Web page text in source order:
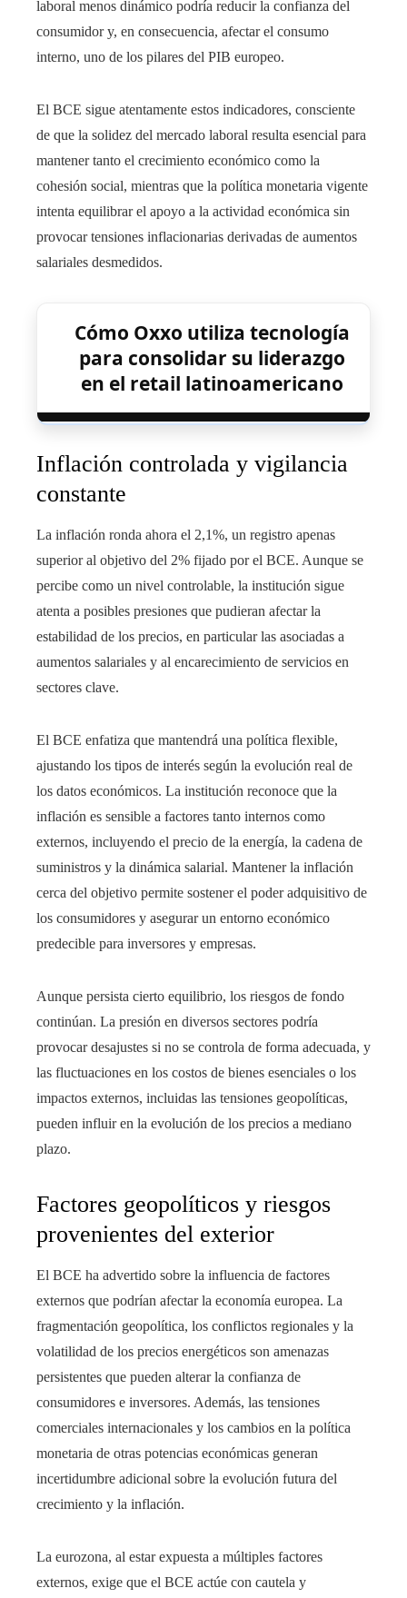
laboral menos dinámico podría reducir la confianza del
consumidor y, en consecuencia, afectar el consumo
interno, uno de los pilares del PIB europeo.
El BCE sigue atentamente estos indicadores, consciente
de que la solidez del mercado laboral resulta esencial para
mantener tanto el crecimiento económico como la
cohesión social, mientras que la política monetaria vigente
intenta equilibrar el apoyo a la actividad económica sin
provocar tensiones inflacionarias derivadas de aumentos
salariales desmedidos.
Cómo Oxxo utiliza tecnología
para consolidar su liderazgo
en el retail latinoamericano
Inflación controlada y vigilancia
constante
La inflación ronda ahora el 2,1%, un registro apenas
superior al objetivo del 2% fijado por el BCE. Aunque se
percibe como un nivel controlable, la institución sigue
atenta a posibles presiones que pudieran afectar la
estabilidad de los precios, en particular las asociadas a
aumentos salariales y al encarecimiento de servicios en
sectores clave.
El BCE enfatiza que mantendrá una política flexible,
ajustando los tipos de interés según la evolución real de
los datos económicos. La institución reconoce que la
inflación es sensible a factores tanto internos como
externos, incluyendo el precio de la energía, la cadena de
suministros y la dinámica salarial. Mantener la inflación
cerca del objetivo permite sostener el poder adquisitivo de
los consumidores y asegurar un entorno económico
predecible para inversores y empresas.
Aunque persista cierto equilibrio, los riesgos de fondo
continúan. La presión en diversos sectores podría
provocar desajustes si no se controla de forma adecuada, y
las fluctuaciones en los costos de bienes esenciales o los
impactos externos, incluidas las tensiones geopolíticas,
pueden influir en la evolución de los precios a mediano
plazo.
Factores geopolíticos y riesgos
provenientes del exterior
El BCE ha advertido sobre la influencia de factores
externos que podrían afectar la economía europea. La
fragmentación geopolítica, los conflictos regionales y la
volatilidad de los precios energéticos son amenazas
persistentes que pueden alterar la confianza de
consumidores e inversores. Además, las tensiones
comerciales internacionales y los cambios en la política
monetaria de otras potencias económicas generan
incertidumbre adicional sobre la evolución futura del
crecimiento y la inflación.
La eurozona, al estar expuesta a múltiples factores
externos, exige que el BCE actúe con cautela y